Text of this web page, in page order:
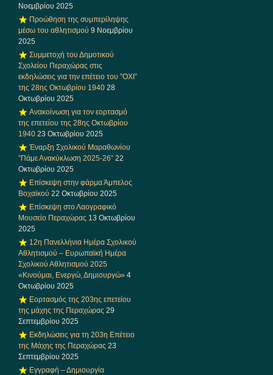
Νοεμβρίου 2025
Προώθηση της συμπερίληψης
μέσω του αθλητισμού 9 Νοεμβρίου
2025
Συμμετοχή του Δημοτικού
Σχολείου Περαχώρας στις
εκδηλώσεις για την επέτειο του ”ΟΧΙ”
της 28ης Οκτωβρίου 1940 28
Οκτωβρίου 2025
Ανακοίνωση για τον εορτασμό
της επετείου της 28ης Οκτωβρίου
1940 23 Οκτωβρίου 2025
Έναρξη Σχολικού Μαραθωνίου
”Πάμε Ανακύκλωση 2025-26” 22
Οκτωβρίου 2025
Επίσκεψη στην φάρμα Άμπελος
Βοχαϊκού 22 Οκτωβρίου 2025
Επίσκεψη στο Λαογραφικό
Μουσείο Περαχώρας 13 Οκτωβρίου
2025
12η Πανελλήνια Ημέρα Σχολικού
Αθλητισμού – Ευρωπαϊκή Ημέρα
Σχολικού Αθλητισμού 2025
«Κινούμαι, Ενεργώ, Δημιουργώ» 4
Οκτωβρίου 2025
Εορτασμός της 203ης επετείου
της μάχης της Περαχώρας 29
Σεπτεμβρίου 2025
Εκδηλώσεις για τη 203η Επέτειο
της Μάχης της Περαχώρας 23
Σεπτεμβρίου 2025
Εγγραφή – Δημιουργία